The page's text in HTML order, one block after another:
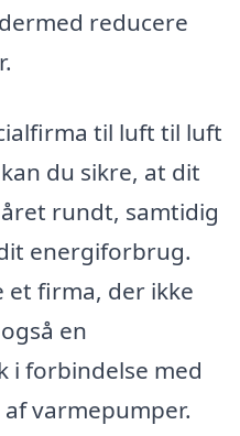
reducere
til luft til luft
du sikre, at dit
rundt, samtidig
energiforbrug.
firma, der ikke
en
i forbindelse med
varmepumper.